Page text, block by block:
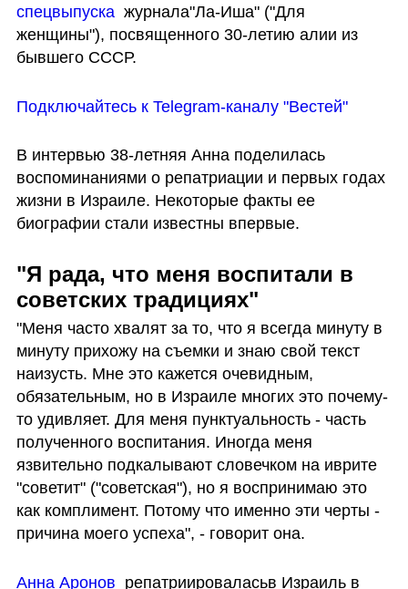
спецвыпуска
  журнала"Ла-Иша" ("Для
женщины"), посвященного 30-летию алии из
бывшего СССР.
Подключайтесь к Telegram-каналу "Вестей"
В интервью 38-летняя Анна поделилась
воспоминаниями о репатриации и первых годах
жизни в Израиле. Некоторые факты ее
биографии стали известны впервые.
"Я рада, что меня воспитали в
советских традициях"
"Меня часто хвалят за то, что я всегда минуту в
минуту прихожу на съемки и знаю свой текст
наизусть. Мне это кажется очевидным,
обязательным, но в Израиле многих это почему-
то удивляет. Для меня пунктуальность - часть
полученного воспитания. Иногда меня
язвительно подкалывают словечком на иврите
"советит" ("советская"), но я воспринимаю это
как комплимент. Потому что именно эти черты -
причина моего успеха", - говорит она.
Анна Аронов
  репатриироваласьв Израиль в